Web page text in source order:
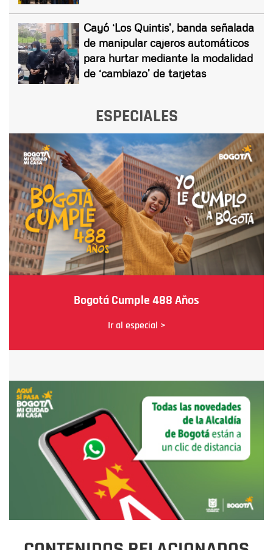
Cayó ‘Los Quintis’, banda señalada
de manipular cajeros automáticos
para hurtar mediante la modalidad
de ‘cambiazo’ de tarjetas
ESPECIALES
Bogotá Cumple 488 Años
Ir al especial >